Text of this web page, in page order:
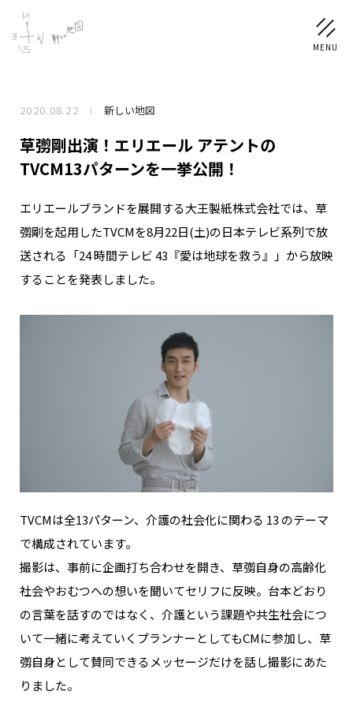
NEWS
SCHEDULE
PROFILE
稲垣 吾郎 草彅 剛 香取 慎吾
DISCOGRAPHY
CHIZULOG
FAQ
お問い合わせ
メールマガジン登録/解除
2020.08.22 新しい地図
草彅剛出演！エリエール アテントの
TVCM13パターンを一挙公開！
エリエールブランドを展開する大王製紙株式会社では、草
彅剛を起用したTVCMを8月22日(土)の日本テレビ系列で放
送される「24 時間テレビ 43『愛は地球を救う』」から放映
することを発表しました。
TVCMは全13パターン、介護の社会化に関わる 13 のテーマ
で構成されています。
撮影は、事前に企画打ち合わせを開き、草彅自身の高齢化
社会やおむつへの想いを聞いてセリフに反映。台本どおり
の言葉を話すのではなく、介護という課題や共生社会につ
いて一緒に考えていくプランナーとしてもCMに参加し、草
彅自身として賛同できるメッセージだけを話し撮影にあた
りました。